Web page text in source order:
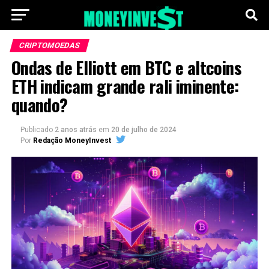
CRIPTOMOEDAS
Ondas de Elliott em BTC e altcoins
ETH indicam grande rali iminente:
quando?
Publicado 2 anos atrás em 20 de julho de 2024
Por Redação MoneyInvest